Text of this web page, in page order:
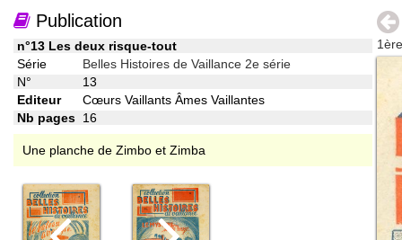
Publication
n°13 Les deux risque-tout
Série
Belles Histoires de Vaillance 2e série
N°
13
Editeur
Cœurs Vaillants Âmes Vaillantes
Nb pages 16
Une planche de Zimbo et Zimba